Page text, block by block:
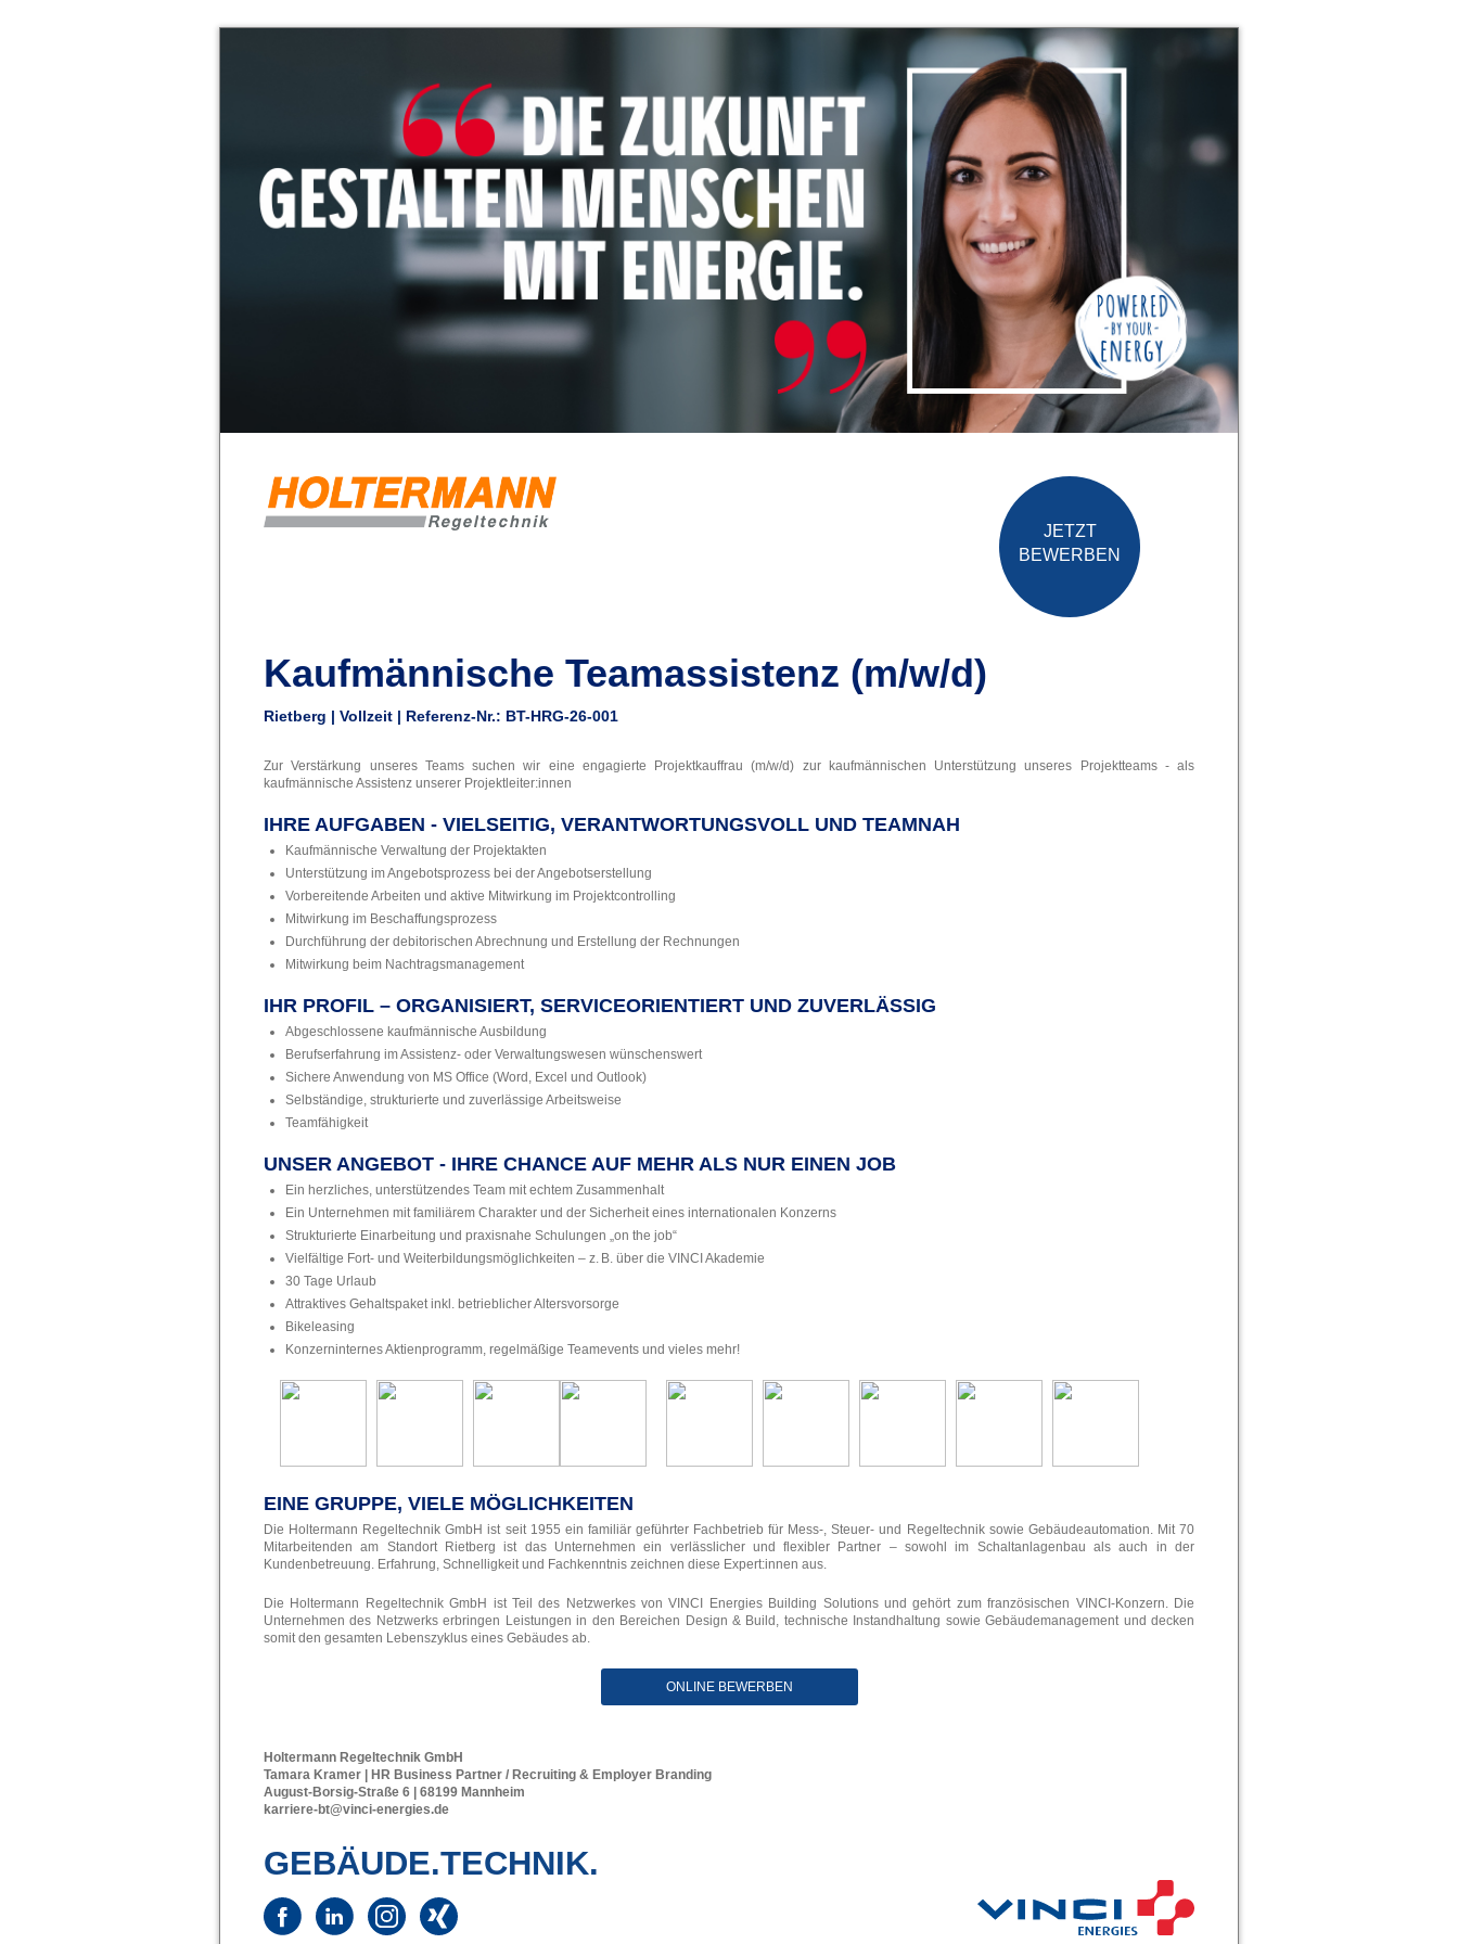
JETZT
BEWERBEN
Kaufmännische Teamassistenz (m/w/d)
Rietberg | Vollzeit | Referenz-Nr.: BT-HRG-26-001
Zur Verstärkung unseres Teams suchen wir eine engagierte Projektkauffrau (m/w/d) zur kaufmännischen Unterstützung unseres Projektteams - als
kaufmännische Assistenz unserer Projektleiter:innen
IHRE AUFGABEN - VIELSEITIG, VERANTWORTUNGSVOLL UND TEAMNAH
Kaufmännische Verwaltung der Projektakten
Unterstützung im Angebotsprozess bei der Angebotserstellung
Vorbereitende Arbeiten und aktive Mitwirkung im Projektcontrolling
Mitwirkung im Beschaffungsprozess
Durchführung der debitorischen Abrechnung und Erstellung der Rechnungen
Mitwirkung beim Nachtragsmanagement
IHR PROFIL – ORGANISIERT, SERVICEORIENTIERT UND ZUVERLÄSSIG
Abgeschlossene kaufmännische Ausbildung
Berufserfahrung im Assistenz- oder Verwaltungswesen wünschenswert
Sichere Anwendung von MS Office (Word, Excel und Outlook)
Selbständige, strukturierte und zuverlässige Arbeitsweise
Teamfähigkeit
UNSER ANGEBOT - IHRE CHANCE AUF MEHR ALS NUR EINEN JOB
Ein herzliches, unterstützendes Team mit echtem Zusammenhalt
Ein Unternehmen mit familiärem Charakter und der Sicherheit eines internationalen Konzerns
Strukturierte Einarbeitung und praxisnahe Schulungen „on the job“
Vielfältige Fort- und Weiterbildungsmöglichkeiten – z. B. über die VINCI Akademie
30 Tage Urlaub
Attraktives Gehaltspaket inkl. betrieblicher Altersvorsorge
Bikeleasing
Konzerninternes Aktienprogramm, regelmäßige Teamevents und vieles mehr!
EINE GRUPPE, VIELE MÖGLICHKEITEN
Die Holtermann Regeltechnik GmbH ist seit 1955 ein familiär geführter Fachbetrieb für Mess-, Steuer- und Regeltechnik sowie Gebäudeautomation. Mit 70
Mitarbeitenden am Standort Rietberg ist das Unternehmen ein verlässlicher und flexibler Partner – sowohl im Schaltanlagenbau als auch in der
Kundenbetreuung. Erfahrung, Schnelligkeit und Fachkenntnis zeichnen diese Expert:innen aus.
Die Holtermann Regeltechnik GmbH ist Teil des Netzwerkes von VINCI Energies Building Solutions und gehört zum französischen VINCI-Konzern. Die
Unternehmen des Netzwerks erbringen Leistungen in den Bereichen Design & Build, technische Instandhaltung sowie Gebäudemanagement und decken
somit den gesamten Lebenszyklus eines Gebäudes ab.
ONLINE BEWERBEN
Holtermann Regeltechnik GmbH
Tamara Kramer | HR Business Partner / Recruiting & Employer Branding
August-Borsig-Straße 6 | 68199 Mannheim
karriere-bt@vinci-energies.de
GEBÄUDE.TECHNIK.